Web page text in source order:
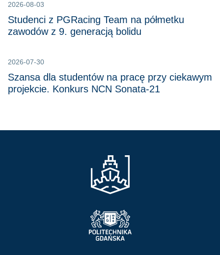
2026-08-03
Studenci z PGRacing Team na półmetku
zawodów z 9. generacją bolidu
2026-07-30
Szansa dla studentów na pracę przy ciekawym
projekcie. Konkurs NCN Sonata-21